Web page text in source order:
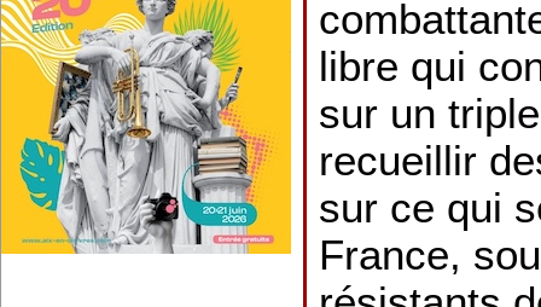
libre qui
sur un
recueillir
sur ce qui
France,